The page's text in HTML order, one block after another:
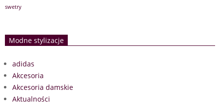
swetry
Modne stylizacje
adidas
Akcesoria
Akcesoria damskie
Aktualności